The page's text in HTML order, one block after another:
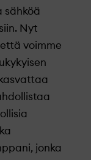
sähköä
Nyt
voimme
jonka